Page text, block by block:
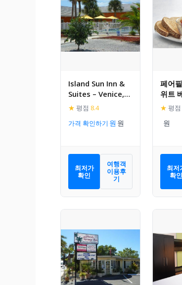
Island Sun Inn &
Suites – Venice,
Florida Historic
Beach Getaway
★ 평점 8.4
가격 확인하기
최저가
확인
여행객
이용후
기
페어
위트
★ 평점
최저
확인